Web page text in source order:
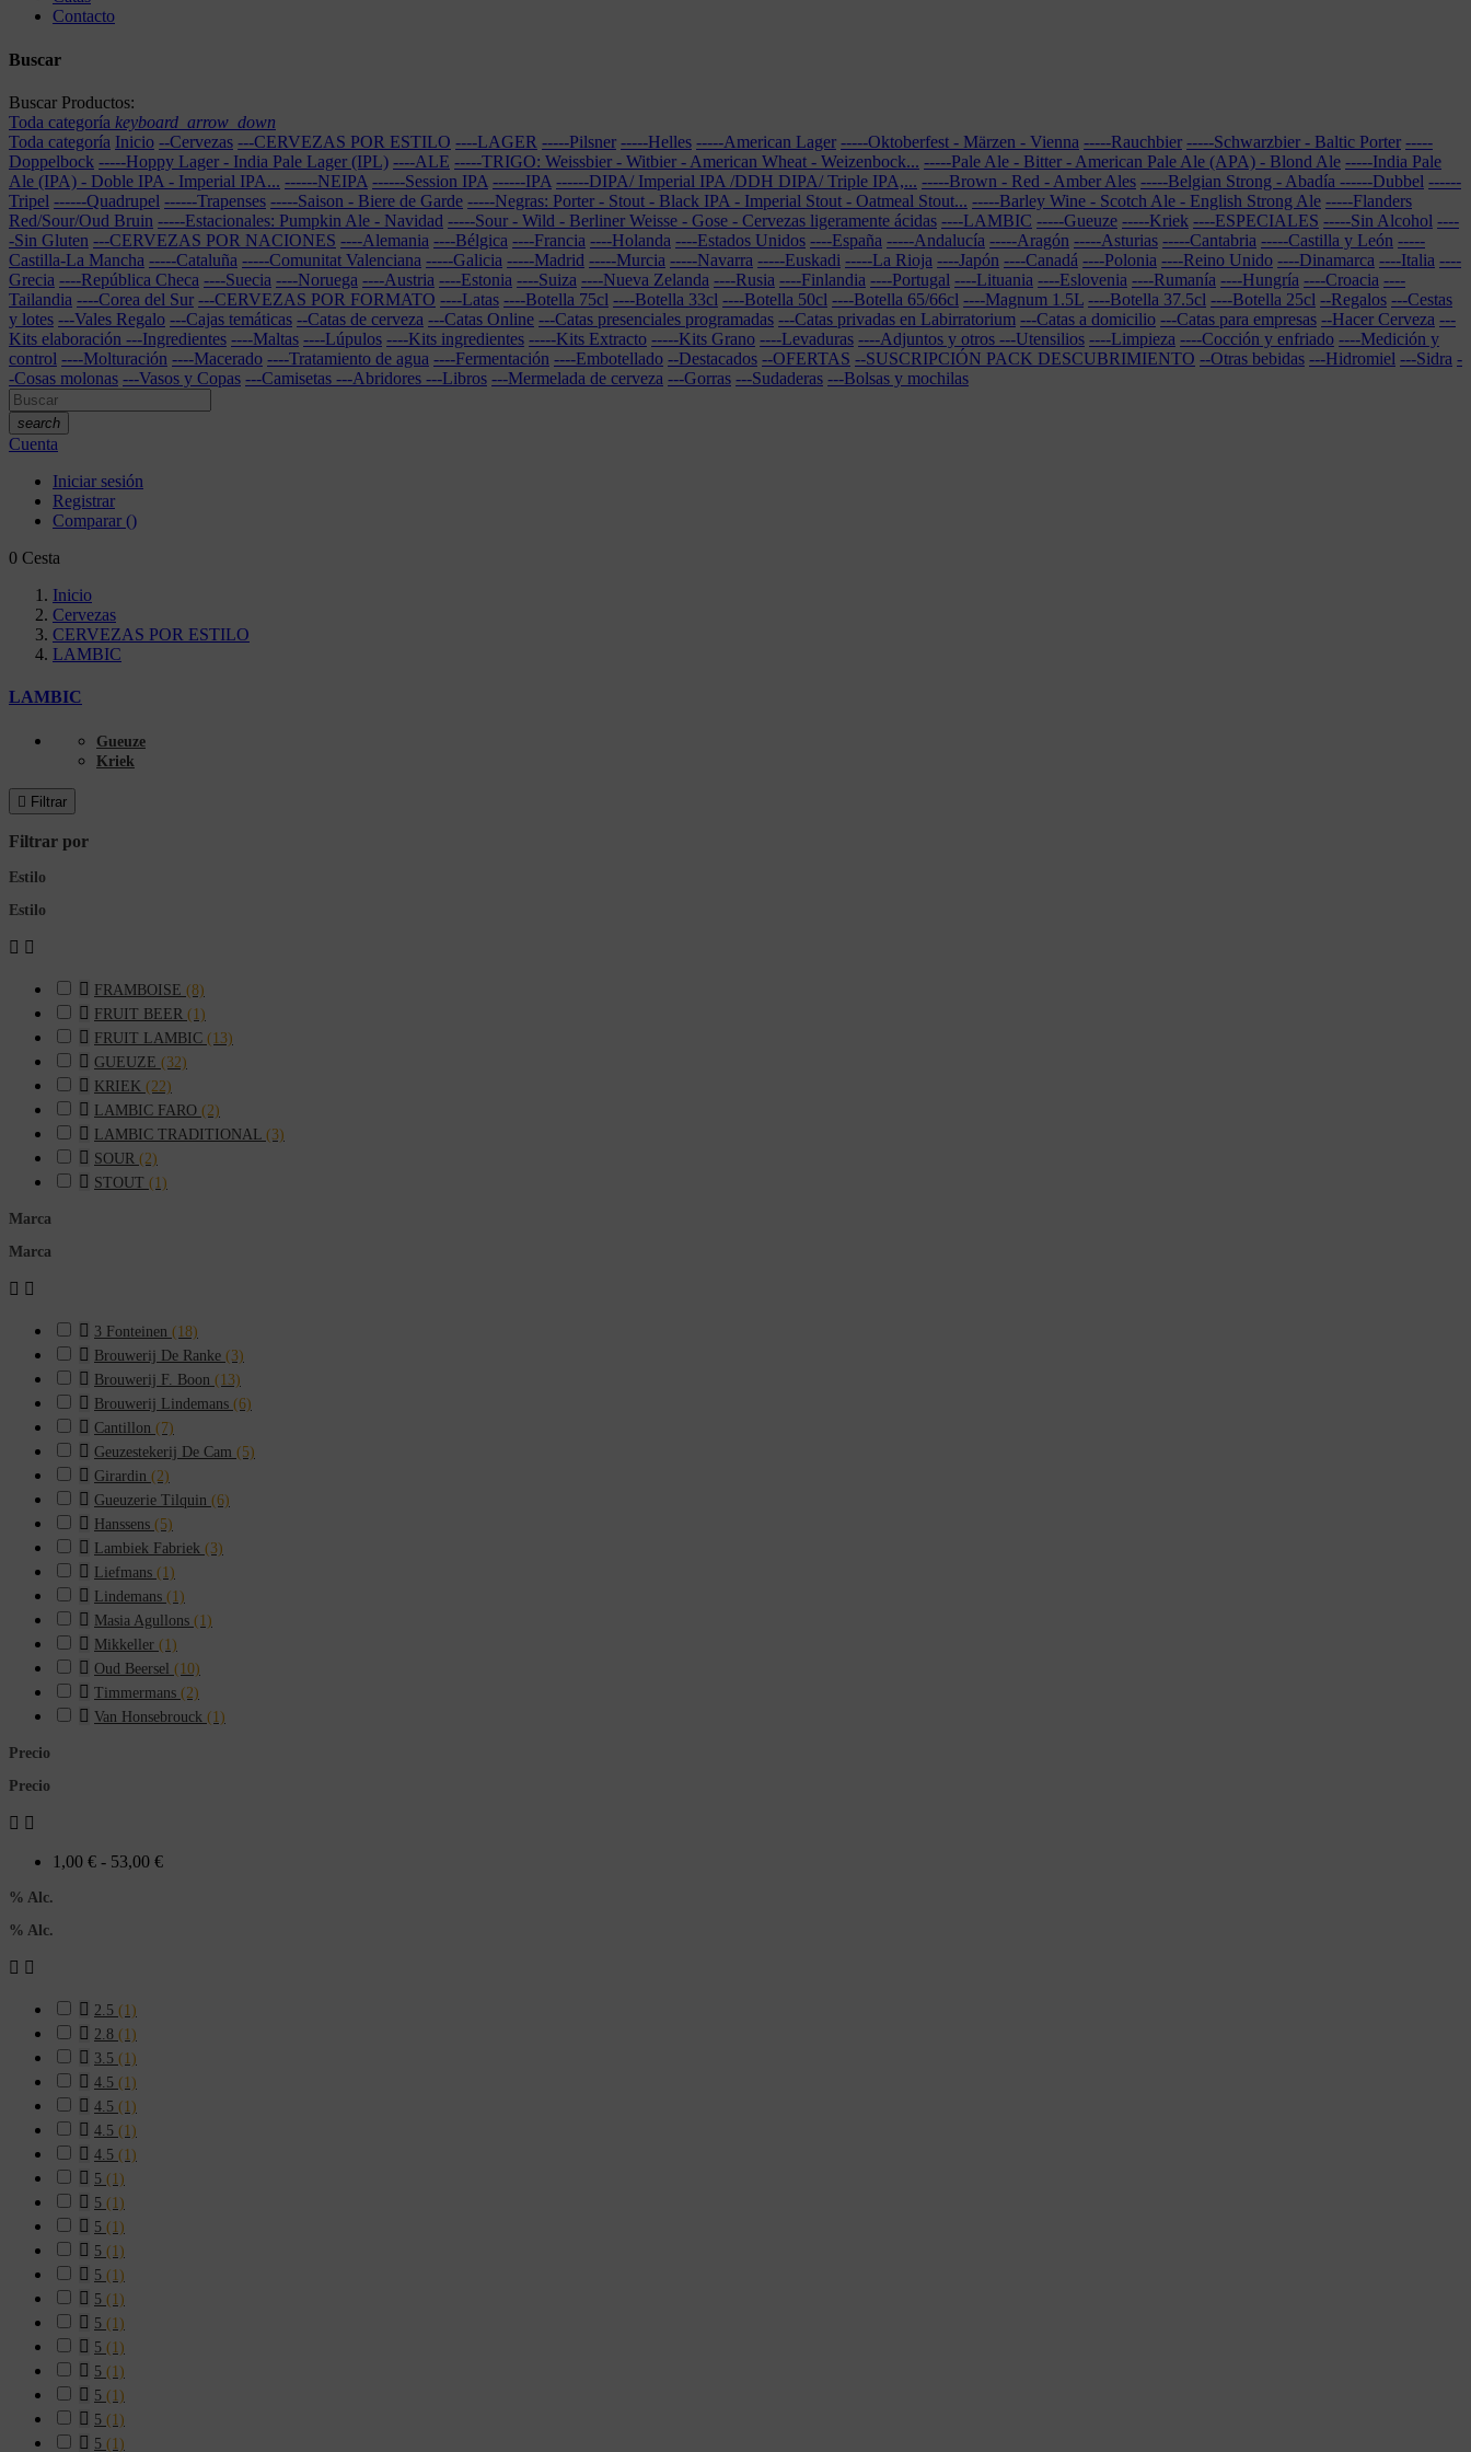
Contacto
Buscar
Buscar Productos:
Toda categoría keyboard_arrow_down
Toda categoría Inicio --Cervezas ---CERVEZAS POR ESTILO ----LAGER -----Pilsner -----Helles -----American Lager -----Oktoberfest - Märzen - Vienna -----Rauchbier -----Schwarzbier - Baltic Porter -----
Doppelbock -----Hoppy Lager - India Pale Lager (IPL) ----ALE -----TRIGO: Weissbier - Witbier - American Wheat - Weizenbock... -----Pale Ale - Bitter - American Pale Ale (APA) - Blond Ale -----India Pale
Ale (IPA) - Doble IPA - Imperial IPA... ------NEIPA ------Session IPA ------IPA ------DIPA/ Imperial IPA /DDH DIPA/ Triple IPA,... -----Brown - Red - Amber Ales -----Belgian Strong - Abadía ------Dubbel ------
Tripel ------Quadrupel ------Trapenses -----Saison - Biere de Garde -----Negras: Porter - Stout - Black IPA - Imperial Stout - Oatmeal Stout... -----Barley Wine - Scotch Ale - English Strong Ale -----Flanders
Red/Sour/Oud Bruin -----Estacionales: Pumpkin Ale - Navidad -----Sour - Wild - Berliner Weisse - Gose - Cervezas ligeramente ácidas ----LAMBIC -----Gueuze -----Kriek ----ESPECIALES -----Sin Alcohol ----
-Sin Gluten ---CERVEZAS POR NACIONES ----Alemania ----Bélgica ----Francia ----Holanda ----Estados Unidos ----España -----Andalucía -----Aragón -----Asturias -----Cantabria -----Castilla y León -----
Castilla-La Mancha -----Cataluña -----Comunitat Valenciana -----Galicia -----Madrid -----Murcia -----Navarra -----Euskadi -----La Rioja ----Japón ----Canadá ----Polonia ----Reino Unido ----Dinamarca ----Italia ----
Grecia ----República Checa ----Suecia ----Noruega ----Austria ----Estonia ----Suiza ----Nueva Zelanda ----Rusia ----Finlandia ----Portugal ----Lituania ----Eslovenia ----Rumanía ----Hungría ----Croacia ----
Tailandia ----Corea del Sur ---CERVEZAS POR FORMATO ----Latas ----Botella 75cl ----Botella 33cl ----Botella 50cl ----Botella 65/66cl ----Magnum 1.5L ----Botella 37.5cl ----Botella 25cl --Regalos ---Cestas
y lotes ---Vales Regalo ---Cajas temáticas --Catas de cerveza ---Catas Online ---Catas presenciales programadas ---Catas privadas en Labirratorium ---Catas a domicilio ---Catas para empresas --Hacer Cerveza ---
Kits elaboración ---Ingredientes ----Maltas ----Lúpulos ----Kits ingredientes -----Kits Extracto -----Kits Grano ----Levaduras ----Adjuntos y otros ---Utensilios ----Limpieza ----Cocción y enfriado ----Medición y
control ----Molturación ----Macerado ----Tratamiento de agua ----Fermentación ----Embotellado --Destacados --OFERTAS --SUSCRIPCIÓN PACK DESCUBRIMIENTO --Otras bebidas ---Hidromiel ---Sidra -
-Cosas molonas ---Vasos y Copas ---Camisetas ---Abridores ---Libros ---Mermelada de cerveza ---Gorras ---Sudaderas ---Bolsas y mochilas
search
Cuenta
Iniciar sesión
Registrar
Comparar ()
0 Cesta
Inicio
Cervezas
CERVEZAS POR ESTILO
LAMBIC
LAMBIC
Gueuze
Kriek
 Filtrar
Filtrar por
Estilo
Estilo
 
 FRAMBOISE (8)
 FRUIT BEER (1)
 FRUIT LAMBIC (13)
 GUEUZE (32)
 KRIEK (22)
 LAMBIC FARO (2)
 LAMBIC TRADITIONAL (3)
 SOUR (2)
 STOUT (1)
Marca
Marca
 
 3 Fonteinen (18)
 Brouwerij De Ranke (3)
 Brouwerij F. Boon (13)
 Brouwerij Lindemans (6)
 Cantillon (7)
 Geuzestekerij De Cam (5)
 Girardin (2)
 Gueuzerie Tilquin (6)
 Hanssens (5)
 Lambiek Fabriek (3)
 Liefmans (1)
 Lindemans (1)
 Masia Agullons (1)
 Mikkeller (1)
 Oud Beersel (10)
 Timmermans (2)
 Van Honsebrouck (1)
Precio
Precio
 
1,00 € - 53,00 €
% Alc.
% Alc.
 
 2.5 (1)
 2.8 (1)
 3.5 (1)
 4.5 (1)
 4.5 (1)
 4.5 (1)
 4.5 (1)
 5 (1)
 5 (1)
 5 (1)
 5 (1)
 5 (1)
 5 (1)
 5 (1)
 5 (1)
 5 (1)
 5 (1)
 5 (1)
 5 (1)